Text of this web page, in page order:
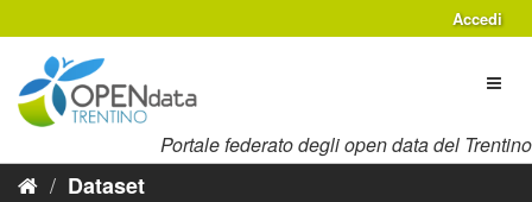
al
contenuto
Accedi
Portale federato degli open data del Trentino
Dataset